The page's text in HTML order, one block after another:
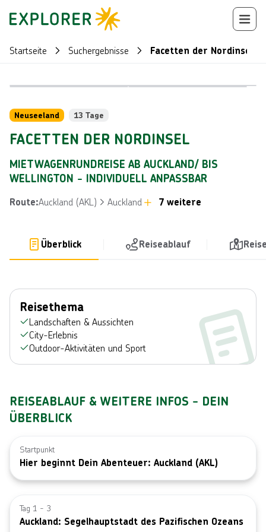
Startseite Suchergebnisse Facetten der Nordinsel
Neuseeland 13 Tage
FACETTEN DER NORDINSEL
MIETWAGENRUNDREISE AB AUCKLAND/ BIS
WELLINGTON - INDIVIDUELL ANPASSBAR
Route:Auckland (AKL) Auckland 7 weitere
Überblick Reiseablauf
Reisethema
Landschaften & Aussichten
City-Erlebnis
Outdoor-Aktivitäten und Sport
REISEABLAUF & WEITERE INFOS - DEIN
ÜBERBLICK
Startpunkt
Hier beginnt Dein Abenteuer: Auckland (AKL)
Bild von ©
Tag 1 - 3
Auckland: Segelhauptstadt des Pazifischen Ozeans